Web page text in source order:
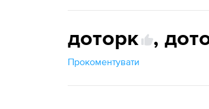
доторк ,
Прокоментувати